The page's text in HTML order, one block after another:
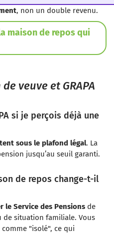
, non un double revenu.
maison de repos qui
veuve et GRAPA
si je perçois déjà une
sous le plafond légal. La
jusqu’au seuil garanti.
de repos change-t-il
le Service des Pensions de
de situation familiale. Vous
"isolé", ce qui